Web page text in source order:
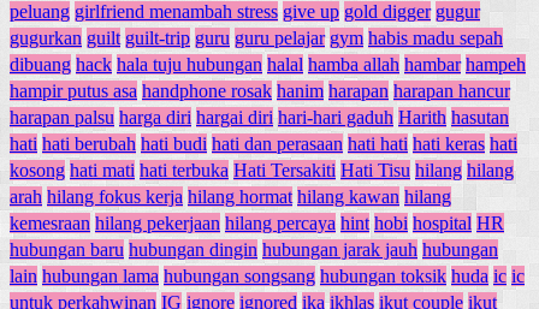
peluang girlfriend menambah stress give up gold digger gugur
gugurkan guilt guilt-trip guru guru pelajar gym habis madu sepah
dibuang hack hala tuju hubungan halal hamba allah hambar hampeh
hampir putus asa handphone rosak hanim harapan harapan hancur
harapan palsu harga diri hargai diri hari-hari gaduh Harith hasutan
hati hati berubah hati budi hati dan perasaan hati hati hati keras hati
kosong hati mati hati terbuka Hati Tersakiti Hati Tisu hilang hilang
arah hilang fokus kerja hilang hormat hilang kawan hilang
kemesraan hilang pekerjaan hilang percaya hint hobi hospital HR
hubungan baru hubungan dingin hubungan jarak jauh hubungan
lain hubungan lama hubungan songsang hubungan toksik huda ic ic
untuk perkahwinan IG ignore ignored ika ikhlas ikut couple ikut